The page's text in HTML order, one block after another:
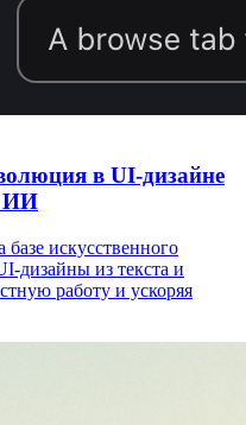
в UI-дизайне
ИИ
искусственного
дизайны из текста и
работу и ускоряя